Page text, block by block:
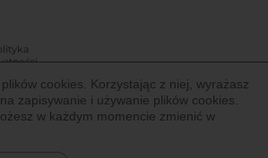
Igoria Trade S.A. notowana na Giełdzie Papierów
(New Connect). Spółka posiada licencję
(IP19/2013) Krajowej Instytucji Płatniczej do
na terenie Europejskiego Obszaru
cookies. Korzystając z niej, wyrażasz
zapisywanie i używanie plików cookies.
w każdym momencie zmienić w